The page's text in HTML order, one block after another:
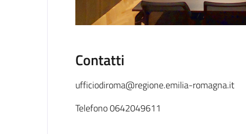
Contatti
ufficiodiroma@regione.emilia-romagna.it
Telefono 0642049611